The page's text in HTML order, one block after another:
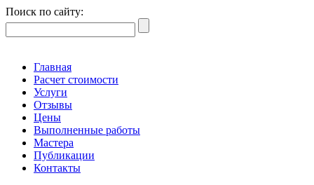
Поиск по сайту:
Главная
Расчет стоимости
Услуги
Отзывы
Цены
Выполненные работы
Мастера
Публикации
Контакты